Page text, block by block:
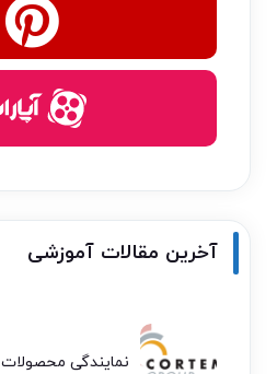
آخرین مقالات آموزشی
نمایندگی محصولات cortem group